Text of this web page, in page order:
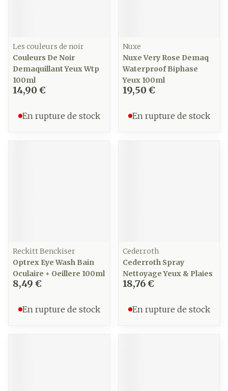
Les couleurs de noir
Couleurs De Noir
Demaquillant Yeux Wtp
100ml
14,90 €
En rupture de stock
Nuxe
Nuxe Very Rose Demaq
Waterproof Biphase
Yeux 100ml
19,50 €
En rupture de stock
Reckitt Benckiser
Optrex Eye Wash Bain
Oculaire + Oeillere 100ml
8,49 €
En rupture de stock
Cederroth
Cederroth Spray
Nettoyage Yeux & Plaies
18,76 €
En rupture de stock